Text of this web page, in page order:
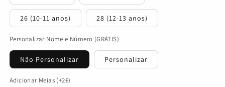
26 (10-11 anos) 28 (12-13 anos)
Personalizar Nome e Número (GRÁTIS)
Não Personalizar Personalizar
Adicionar Meias (+2€)